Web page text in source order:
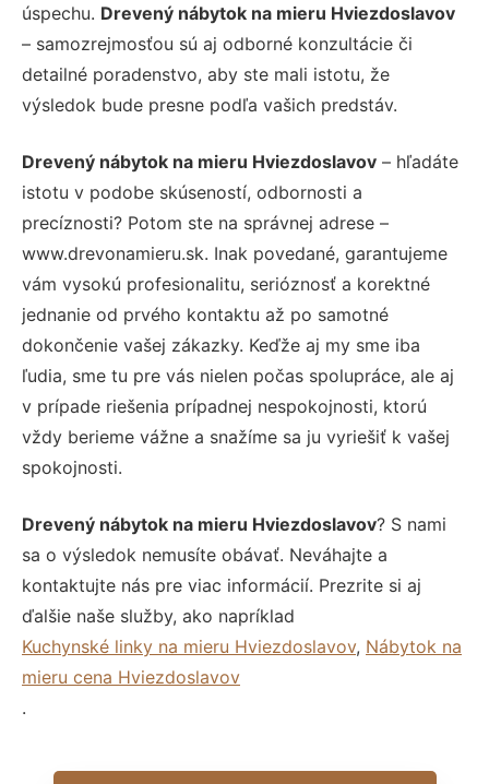
úspechu. Drevený nábytok na mieru Hviezdoslavov
– samozrejmosťou sú aj odborné konzultácie či
detailné poradenstvo, aby ste mali istotu, že
výsledok bude presne podľa vašich predstáv.
Drevený nábytok na mieru Hviezdoslavov – hľadáte
istotu v podobe skúseností, odbornosti a
precíznosti? Potom ste na správnej adrese –
www.drevonamieru.sk. Inak povedané, garantujeme
vám vysokú profesionalitu, serióznosť a korektné
jednanie od prvého kontaktu až po samotné
dokončenie vašej zákazky. Keďže aj my sme iba
ľudia, sme tu pre vás nielen počas spolupráce, ale aj
v prípade riešenia prípadnej nespokojnosti, ktorú
vždy berieme vážne a snažíme sa ju vyriešiť k vašej
spokojnosti.
Drevený nábytok na mieru Hviezdoslavov? S nami
sa o výsledok nemusíte obávať. Neváhajte a
kontaktujte nás pre viac informácií. Prezrite si aj
ďalšie naše služby, ako napríklad
Kuchynské linky na mieru Hviezdoslavov, Nábytok na
mieru cena Hviezdoslavov
.